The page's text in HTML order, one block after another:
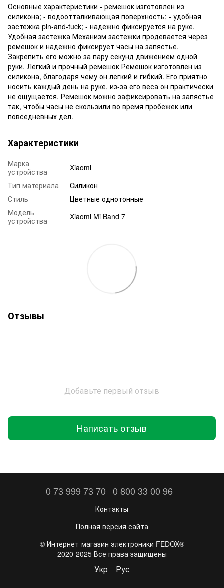
Основные характеристики - ремешок изготовлен из
силикона; - водоотталкивающая поверхность; - удобная
застежка pin-and-tuck; - надежно фиксируется на руке.
Удобная застежка Механизм застежки продевается через
ремешок и надежно фиксирует часы на запястье.
Закрепить его можно за пару секунд движением одной
руки. Легкий и прочный ремешок Ремешок изготовлен из
силикона, благодаря чему он легкий и гибкий. Его приятно
носить каждый день на руке, из-за его веса он практически
не ощущается. Ремешок можно зафиксировать на запястье
так, чтобы часы не скользили во время пробежек или
повседневных дел.
Характеристики
Марка
устройства
Xiaomi
Тип материала
Силикон
Стиль
Цветные однотонные
Модель
устройства
Xiaomi Mi Band 7
Отзывы
Добавьте первый отзыв
Написать отзыв
0 73 999 73 70 0 800 33 00 96
Контакты
Полная версия сайта
©️ Интернет-магазин электроники FEDOX®
2020-2025 Все права защищены
Укр Рус